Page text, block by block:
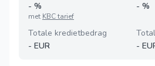
- %
met KBC tarief
- %
Totale kredietbedrag
- EUR
-